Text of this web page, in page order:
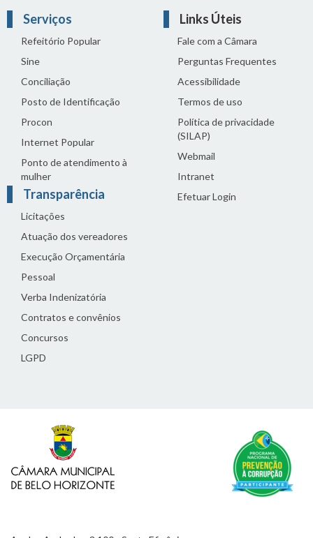
Serviços
Refeitório Popular
Sine
Conciliação
Posto de Identificação
Procon
Internet Popular
Ponto de atendimento à
mulher
Transparência
Licitações
Atuação dos vereadores
Execução Orçamentária
Pessoal
Verba Indenizatória
Contratos e convênios
Concursos
LGPD
Links Úteis
Fale com a Câmara
Perguntas Frequentes
Acessibilidade
Termos de uso
Política de privacidade
(SILAP)
Webmail
Intranet
Efetuar Login